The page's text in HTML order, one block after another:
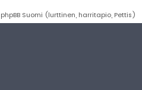
Suomi (lurttinen, harritapio, Pettis)